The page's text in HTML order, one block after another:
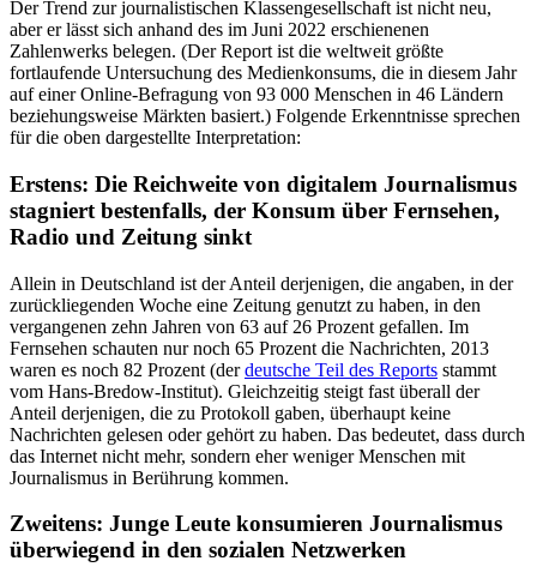
Der Trend zur journalistischen Klassengesellschaft ist nicht neu,
aber er lässt sich anhand des im Juni 2022 erschienenen
Zahlenwerks belegen. (Der Report ist die weltweit größte
fortlaufende Untersuchung des Medienkonsums, die in diesem Jahr
auf einer Online-Befragung von 93 000 Menschen in 46 Ländern
beziehungsweise Märkten basiert.) Folgende Erkenntnisse sprechen
für die oben dargestellte Interpretation:
Erstens: Die Reichweite von digitalem Journalismus
stagniert bestenfalls, der Konsum über Fernsehen,
Radio und Zeitung sinkt
Allein in Deutschland ist der Anteil derjenigen, die angaben, in der
zurückliegenden Woche eine Zeitung genutzt zu haben, in den
vergangenen zehn Jahren von 63 auf 26 Prozent gefallen. Im
Fernsehen schauten nur noch 65 Prozent die Nachrichten, 2013
waren es noch 82 Prozent (derdeutsche Teil des Reports stammt
vom Hans-Bredow-Institut). Gleichzeitig steigt fast überall der
Anteil derjenigen, die zu Protokoll gaben, überhaupt keine
Nachrichten gelesen oder gehört zu haben. Das bedeutet, dass durch
das Internet nicht mehr, sondern eher weniger Menschen mit
Journalismus in Berührung kommen.
Zweitens: Junge Leute konsumieren Journalismus
überwiegend in den sozialen Netzwerken